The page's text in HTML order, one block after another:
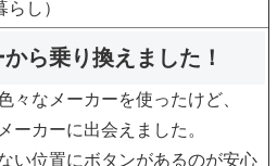
らし）
ら乗り換えました！
々なメーカーを使ったけど、
ーカーに出会えました 。
い位置にボタンがあるのが安心